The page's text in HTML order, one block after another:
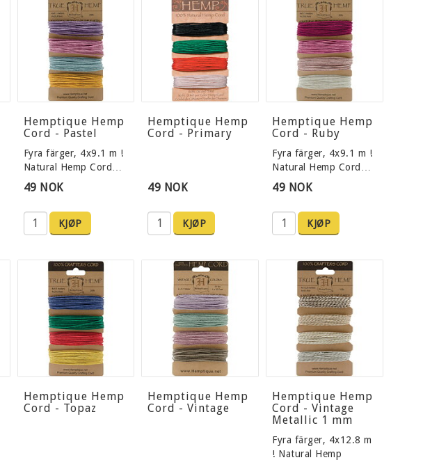
Hemptique Hemp
Cord - Pastel
Fyra färger, 4x9.1 m !
Natural Hemp Cord…
49 NOK
KJØP
Hemptique Hemp
Cord - Primary
49 NOK
KJØP
Hemptique Hemp
Cord - Ruby
Fyra färger, 4x9.1 m !
Natural Hemp Cord…
49 NOK
KJØP
Hemptique Hemp
Cord - Topaz
Hemptique Hemp
Cord - Vintage
Hemptique Hemp
Cord - Vintage
Metallic 1 mm
Fyra färger, 4x12.8 m
! Natural Hemp